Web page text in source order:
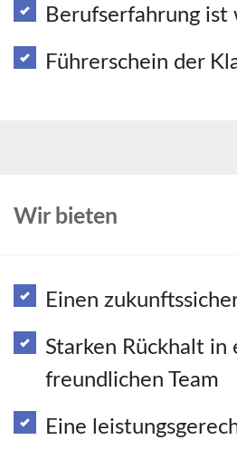
Berufserfahrung ist
Führerschein der
Wir bieten
Einen
Starken Rückhalt in
freundlichen Team
Eine